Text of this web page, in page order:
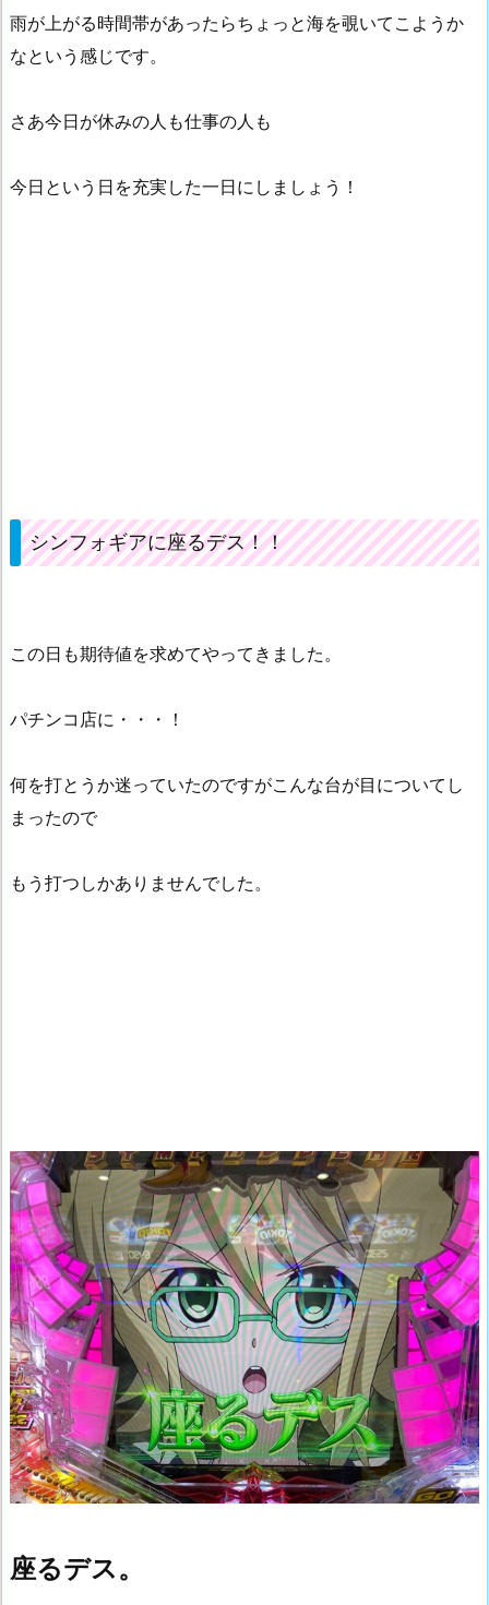
雨が上がる時間帯があったらちょっと海を覗いてこようか
なという感じです。
さあ今日が休みの人も仕事の人も
今日という日を充実した一日にしましょう！
シンフォギアに座るデス！！
この日も期待値を求めてやってきました。
パチンコ店に・・・！
何を打とうか迷っていたのですがこんな台が目についてし
まったので
もう打つしかありませんでした。
座るデス。